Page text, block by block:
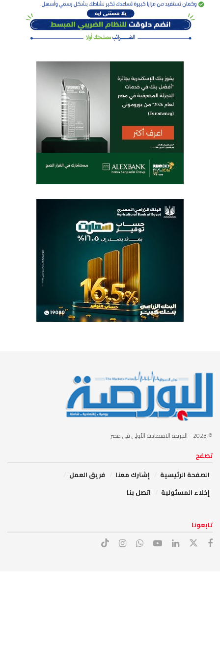
© 2023 - الجريدة الاقتصادية الأولى في مصر
تصفح
الصفحة الرئيسية
إشترك معنا
فريق العمل
إخلاء المسئولية
اتصل بنا
تابعونا